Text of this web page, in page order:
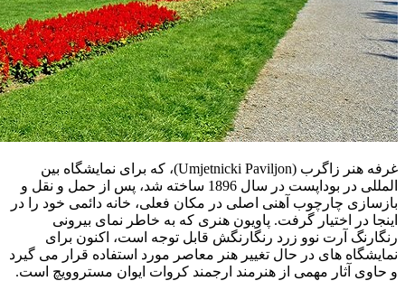
غرفه هنر زاگرب (Umjetnicki Paviljon)، که برای نمایشگاه بین
المللی در بوداپست در سال 1896 ساخته شد، پس از حمل و نقل و
بازسازی چارچوب آهنی اصلی در مکان فعلی، خانه دائمی خود را در
اینجا در اختیار گرفت. پاویون هنری که به خاطر نمای بیرونی
رنگارنگ آرت نوو زرد رنگارنگش قابل توجه است، اکنون برای
نمایشگاه های در حال تغییر هنر معاصر مورد استفاده قرار می گیرد
و حاوی آثار مهمی از هنرمند ارجمند کروات ایوان مستروویچ است.